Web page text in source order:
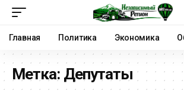
Главная Политика Экономика
Метка: Депутаты